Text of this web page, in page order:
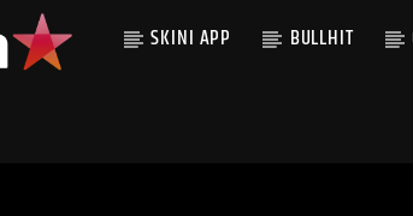
SKINI APP BULLHIT